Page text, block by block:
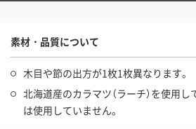
素材・品質について
木目や節の出方が1枚1枚異なります。
北海道産のカラマツ（ラーチ）を使用
は使用していません。